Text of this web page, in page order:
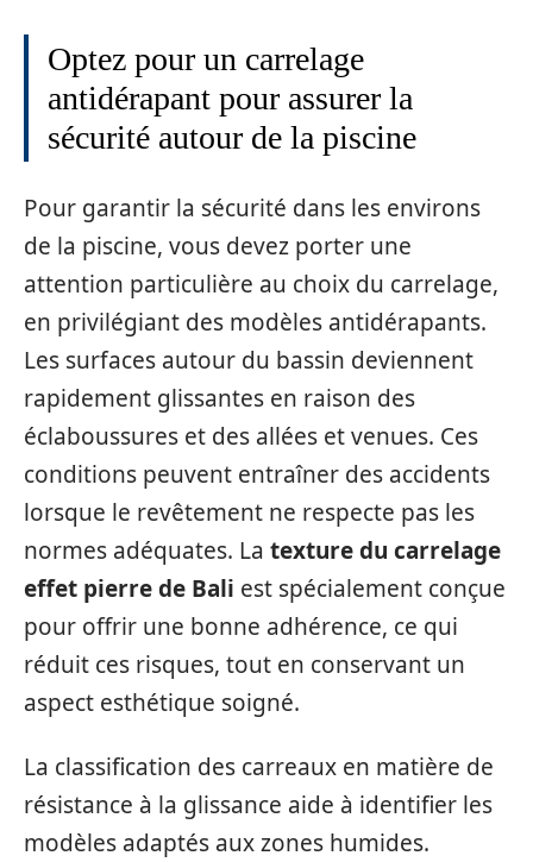
Optez pour un carrelage
antidérapant pour assurer la
sécurité autour de la piscine
Pour garantir la sécurité dans les environs
de la piscine, vous devez porter une
attention particulière au choix du carrelage,
en privilégiant des modèles antidérapants.
Les surfaces autour du bassin deviennent
rapidement glissantes en raison des
éclaboussures et des allées et venues. Ces
conditions peuvent entraîner des accidents
lorsque le revêtement ne respecte pas les
normes adéquates. La texture du carrelage
effet pierre de Bali est spécialement conçue
pour offrir une bonne adhérence, ce qui
réduit ces risques, tout en conservant un
aspect esthétique soigné.
La classification des carreaux en matière de
résistance à la glissance aide à identifier les
modèles adaptés aux zones humides.